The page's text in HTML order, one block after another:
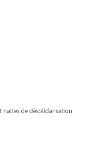
nattes de désolidarisation